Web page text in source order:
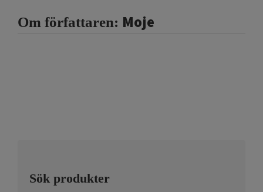
Om författaren: Moje
Sök produkter